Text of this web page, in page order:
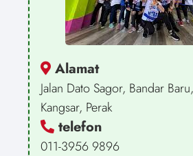
Alamat
Jalan Dato Sagor, Bandar
Kangsar, Perak
telefon
011-3956 9896